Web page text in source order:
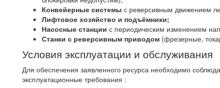
Конвейерные системы с реверсивным движением
Лифтовое хозяйство и подъёмники;
Насосные станции с периодическим изменением
Станки с реверсивным приводом (фрезерные,
Условия эксплуатации и обслуживания
Для обеспечения заявленного ресурса необходимо
эксплуатационные требования :